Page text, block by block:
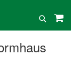
Suche